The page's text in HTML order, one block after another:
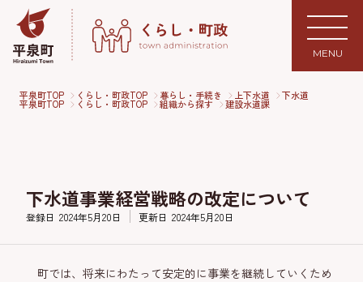
MENU
平泉町TOP くらし・町政TOP 暮らし・手続き 上下水道 下水道
平泉町TOP くらし・町政TOP 組織から探す 建設水道課
下水道事業経営戦略の改定について
登録日 2024年5月20日 更新日 2024年5月20日
町では、将来にわたって安定的に事業を継続していくため